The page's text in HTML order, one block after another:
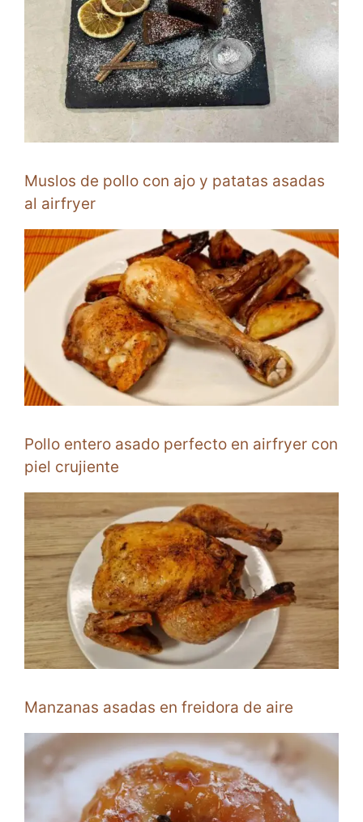
Muslos de pollo con ajo y patatas asadas
al airfryer
Pollo entero asado perfecto en airfryer con
piel crujiente
Manzanas asadas en freidora de aire